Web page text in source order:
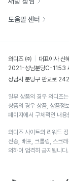
도움말 센터
와디즈 ㈜ 대표이사 신
2021-성남분당C-1153
성남시 분당구 판교로
일부 상품의 경우 와디즈
상품의 경우 상품, 상품정
페이지에서 구체적인 내
와디즈 사이트의 리워드
전송, 배포, 크롤링, 스크
의하여 엄격히 금지됩니다.